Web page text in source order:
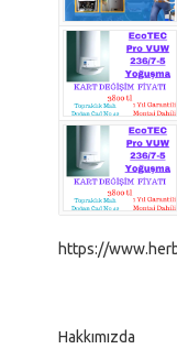
https://
Hakkımızda